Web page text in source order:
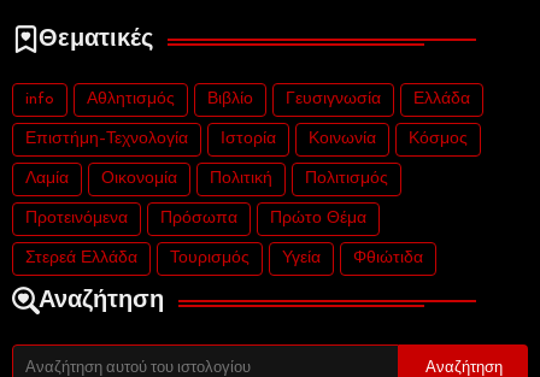
Θεματικές
info Αθλητισμός Βιβλίο Γευσιγνωσία Ελλάδα
Επιστήμη-Τεχνολογία Ιστορία Κοινωνία Κόσμος
Λαμία Οικονομία Πολιτική Πολιτισμός
Προτεινόμενα Πρόσωπα Πρώτο Θέμα
Στερεά Ελλάδα Τουρισμός Υγεία Φθιώτιδα
Αναζήτηση